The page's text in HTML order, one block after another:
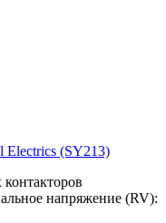
Electrics (SY213)
напряжение (RV):